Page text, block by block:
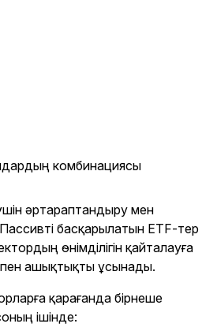
комбинациясы
әртараптандыру мен
басқарылатын ETF-тер
өнімділігін қайталауға
пен ашықтықты ұсынады.
қарағанда бірнеше
ішінде: